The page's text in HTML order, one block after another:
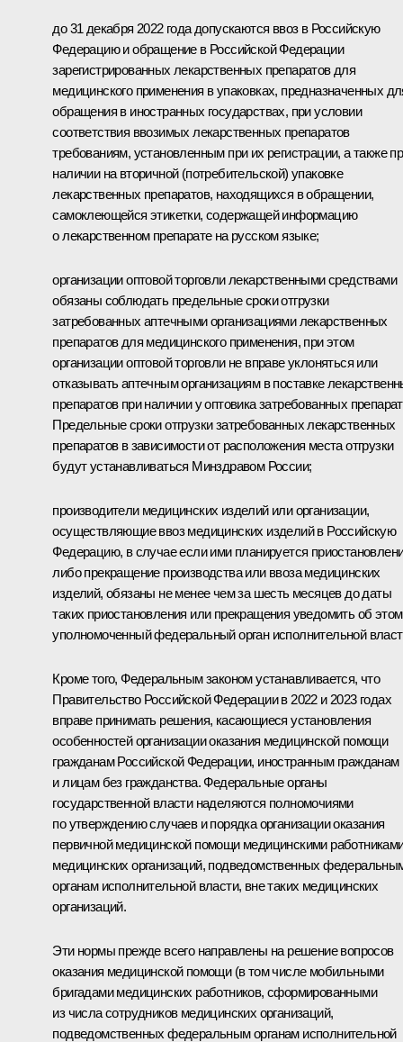
до 31 декабря 2022 года допускаются ввоз в Российскую
Федерацию и обращение в Российской Федерации
зарегистрированных лекарственных препаратов для
медицинского применения в упаковках, предназначенных
обращения в иностранных государствах, при условии
соответствия ввозимых лекарственных препаратов
требованиям, установленным при их регистрации, а также
наличии на вторичной (потребительской) упаковке
лекарственных препаратов, находящихся в обращении,
самоклеющейся этикетки, содержащей информацию
о лекарственном препарате на русском языке;
организации оптовой торговли лекарственными средствами
обязаны соблюдать предельные сроки отгрузки
затребованных аптечными организациями лекарственных
препаратов для медицинского применения, при этом
организации оптовой торговли не вправе уклоняться или
отказывать аптечным организациям в поставке
препаратов при наличии у оптовика затребованных
Предельные сроки отгрузки затребованных лекарственных
препаратов в зависимости от расположения места отгрузки
будут устанавливаться Минздравом России;
производители медицинских изделий или организации,
осуществляющие ввоз медицинских изделий в Российскую
Федерацию, в случае если ими планируется
либо прекращение производства или ввоза медицинских
изделий, обязаны не менее чем за шесть месяцев до даты
таких приостановления или прекращения уведомить об этом
уполномоченный федеральный орган исполнительной
Кроме того, Федеральным законом устанавливается, что
Правительство Российской Федерации в 2022 и 2023 годах
вправе принимать решения, касающиеся установления
особенностей организации оказания медицинской помощи
гражданам Российской Федерации, иностранным гражданам
и лицам без гражданства. Федеральные органы
государственной власти наделяются полномочиями
по утверждению случаев и порядка организации оказания
первичной медицинской помощи медицинскими
медицинских организаций, подведомственных
органам исполнительной власти, вне таких медицинских
организаций.
Эти нормы прежде всего направлены на решение вопросов
оказания медицинской помощи (в том числе мобильными
бригадами медицинских работников, сформированными
из числа сотрудников медицинских организаций,
подведомственных федеральным органам исполнительной